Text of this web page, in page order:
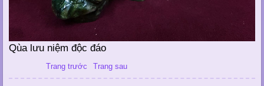
Qùa lưu niệm độc đáo
Trang trước Trang sau